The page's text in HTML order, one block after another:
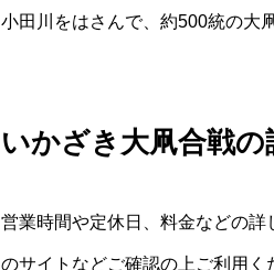
小田川をはさんで、約500統の大
いかざき大凧合戦の
営業時間や定休日、料金などの
のサイトなどご確認の上ご利用く